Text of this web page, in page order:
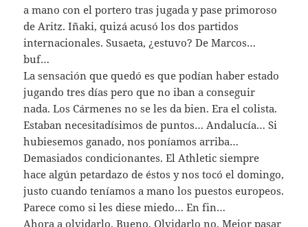
a mano con el portero tras jugada y pase primoroso
de Aritz. Iñaki, quizá acusó los dos partidos
internacionales. Susaeta, ¿estuvo? De Marcos…
buf…
La sensación que quedó es que podían haber estado
jugando tres días pero que no iban a conseguir
nada. Los Cármenes no se les da bien. Era el colista.
Estaban necesitadísimos de puntos… Andalucía… Si
hubiesemos ganado, nos poníamos arriba…
Demasiados condicionantes. El Athletic siempre
hace algún petardazo de éstos y nos tocó el domingo,
justo cuando teníamos a mano los puestos europeos.
Parece como si les diese miedo… En fin…
Ahora a olvidarlo. Bueno. Olvidarlo no. Mejor pasar